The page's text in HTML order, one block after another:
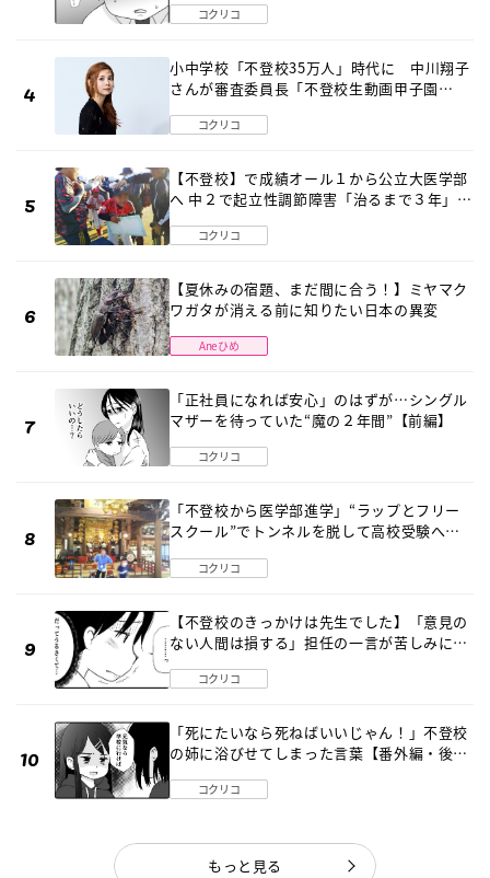
コクリコ
小中学校「不登校35万人」時代に 中川翔子
さんが審査委員長「不登校生動画甲子園
コクリコ
【不登校】で成績オール１から公立大医学部
へ 中２で起立性調節障害「治るまで３年」の
コクリコ
【夏休みの宿題、まだ間に合う！】ミヤマク
ワガタが消える前に知りたい日本の異変
Aneひめ
「正社員になれば安心」のはずが…シングル
マザーを待っていた“魔の２年間”【前編】
コクリコ
「不登校から医学部進学」“ラップとフリー
スクール”でトンネルを脱して高校受験へ
コクリコ
【不登校のきっかけは先生でした】「意見の
ない人間は損する」担任の一言が苦しみに…
コクリコ
「死にたいなら死ねばいいじゃん！」不登校
の姉に浴びせてしまった言葉【番外編・後
コクリコ
もっと見る